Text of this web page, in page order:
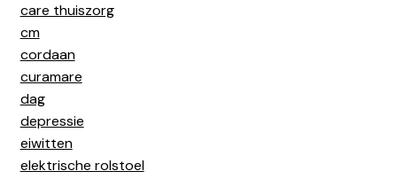
care thuiszorg
cm
cordaan
curamare
dag
depressie
eiwitten
elektrische rolstoel